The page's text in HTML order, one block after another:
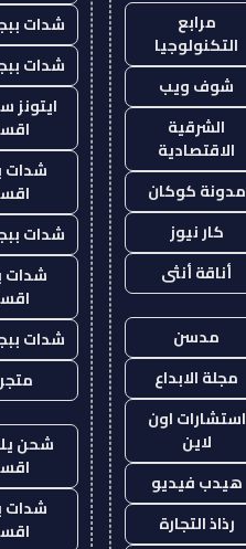
مرابع
التكنولوجيا
شوف ويب
الشرقية
الاقتصادية
مدونة كوكان
كار نيوز
أناقة أنثى
مدسن
مجلة الابداع
استشارات اون
لاين
هيدب فيديو
رذاذ التجارة
شدات
شدات
شدات
شدات
شدات
شدات
متجر 4u
شحن
شدات